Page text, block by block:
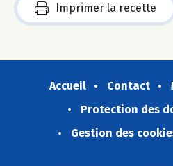
Imprimer la recette
Accueil Contact
Protection des
Gestion des